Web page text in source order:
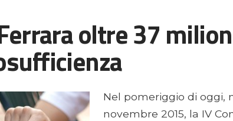
oltre 37
Nel pomeriggio di oggi,
novembre 2015, la IV